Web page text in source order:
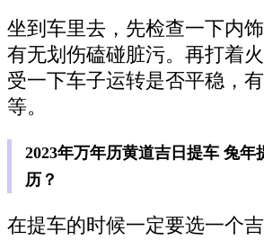
坐到车里去，先检查一下内
有无划伤磕碰脏污。再打着
受一下车子运转是否平稳，
等。
2023年万年历黄道吉日提车 兔年
历？
在提车的时候一定要选一个